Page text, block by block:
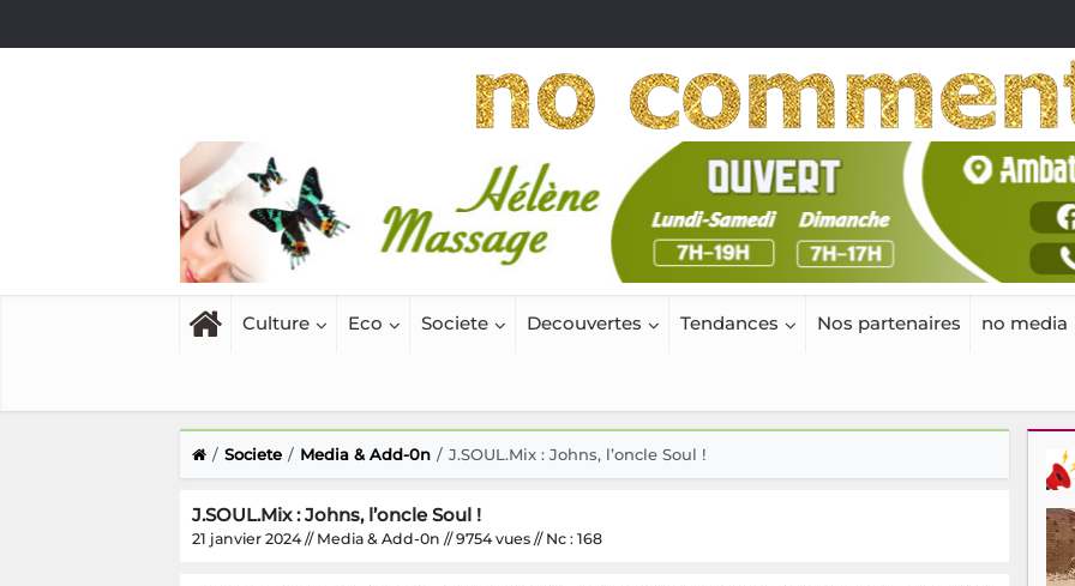
Culture Eco Societe Decouvertes Tendances Nos partenaires no media
Societe Media & Add-0n J.SOUL.Mix : Johns, l’oncle Soul !
J.SOUL.Mix : Johns, l’oncle Soul !
21 janvier 2024 // Media & Add-0n // 9754 vues // Nc : 168